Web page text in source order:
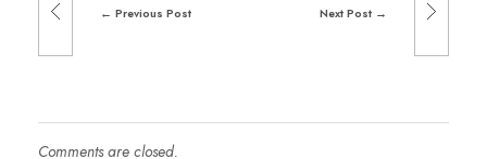
Previous Post Next Post
Comments are closed.